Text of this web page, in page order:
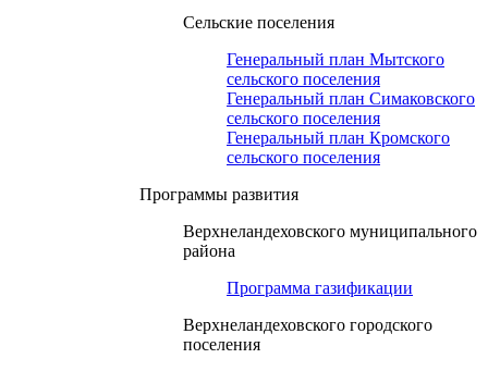
Сельские поселения
Генеральный план Мытского
сельского поселения
Генеральный план Симаковского
сельского поселения
Генеральный план Кромского
сельского поселения
Программы развития
Верхнеландеховского муниципального
района
Программа газификации
Верхнеландеховского городского
поселения